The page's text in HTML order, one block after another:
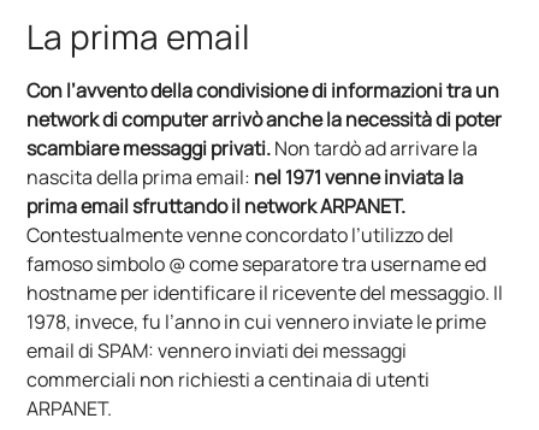
La prima email
Con l’avvento della condivisione di informazioni tra un
network di computer arrivò anche la necessità di poter
scambiare messaggi privati.Non tardò ad arrivare la
nascita della prima email: nel 1971 venne inviata la
prima email sfruttando il network ARPANET.
Contestualmente venne concordato l’utilizzo del
famoso simbolo @ come separatore tra username ed
hostname per identificare il ricevente del messaggio. Il
1978, invece, fu l’anno in cui vennero inviate le prime
email di SPAM: vennero inviati dei messaggi
commerciali non richiesti a centinaia di utenti
ARPANET.